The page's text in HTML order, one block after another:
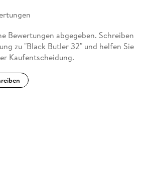
Bewertungen abgegeben. Schreiben
zu "Black Butler 32" und helfen Sie
Kaufentscheidung.